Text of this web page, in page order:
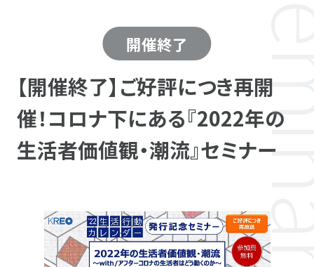
開催終了
【開催終了】ご好評につき再開
催！コロナ下にある『2022年の
生活者価値観・潮流』セミナー